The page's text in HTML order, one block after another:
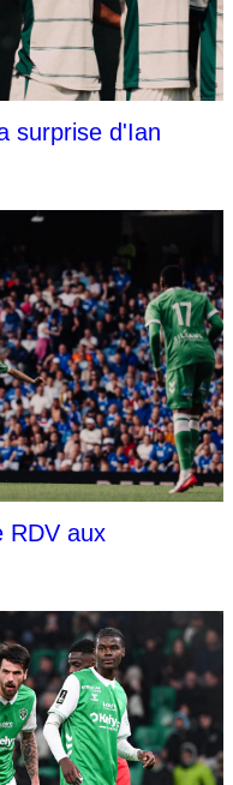
surprise d'Ian
RDV aux